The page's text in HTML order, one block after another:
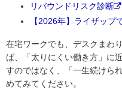
リバウンドリスク診断
【2026年】ライザップ
在宅ワークでも、デスクまわ
ば、「太りにくい働き方」に
すのではなく、「一生続けら
めてみてください。